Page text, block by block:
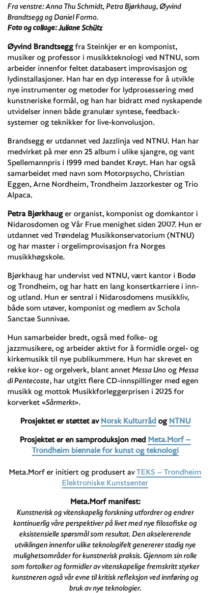
Fra venstre: Anna Thu Schmidt, Petra Bjørkhaug, Øyvind
Brandtsegg og Daniel Formo.
Foto og collage: Juliane Schütz
Øyvind Brandtsegg fra Steinkjer er en komponist,
musiker og professor i musikkteknologi ved NTNU, som
arbeider innenfor feltet databasert improvisasjon og
lydinstallasjoner. Han har en dyp interesse for å utvikle
nye instrumenter og metoder for lydprosessering med
kunstneriske formål, og han har bidratt med nyskapende
utvidelser innen både granulær syntese, feedback-
systemer og teknikker for live-konvolusjon.
Brandsegg er utdannet ved Jazzlinja ved NTNU. Han har
medvirket på mer enn 25 album i ulike sjangre, og vant
Spellemannpris i 1999 med bandet Krøyt. Han har også
samarbeidet med navn som Motorpsycho, Christian
Eggen, Arne Nordheim, Trondheim Jazzorkester og Trio
Alpaca.
Petra Bjørkhaug er organist, komponist og domkantor i
Nidarosdomen og Vår Frue menighet siden 2007. Hun er
utdannet ved Trøndelag Musikkonservatorium (NTNU)
og har master i orgelimprovisasjon fra Norges
musikkhøgskole.
Bjørkhaug har undervist ved NTNU, vært kantor i Bodø
og Trondheim, og har hatt en lang konsertkarriere i inn-
og utland. Hun er sentral i Nidarosdomens musikkliv,
både som utøver, komponist og medlem av Schola
Sanctae Sunnivae.
Hun samarbeider bredt, også med folke- og
jazzmusikere, og arbeider aktivt for å formidle orgel- og
kirkemusikk til nye publikummere. Hun har skrevet en
rekke kor- og orgelverk, blant annet Messa Uno og Messa
di Pentecoste, har utgitt flere CD-innspillinger med egen
musikk og mottok Musikkforleggerprisen i 2025 for
korverket «Sårmerkt».
Prosjektet er støttet av Norsk Kulturrådog NTNU
Prosjektet er en samproduksjon med Meta.Morf –
Trondheim biennale for kunst og teknologi
Meta.Morf er initiert og produsert avTEKS – Trondheim
Elektroniske Kunstsenter
Meta.Morf manifest:
Kunstnerisk og vitenskapelig forskning utfordrer og endrer
kontinuerlig våre perspektiver på livet med nye filosofiske og
eksistensielle spørsmål som resultat. Den akselererende
utviklingen innenfor ulike teknologifelt genererer stadig nye
mulighetsområder for kunstnerisk praksis. Gjennom sin rolle
som fortolker og formidler av vitenskapelige fremskritt styrker
kunstneren også vår evne til kritisk refleksjon ved innføring og
bruk av nye teknologier.